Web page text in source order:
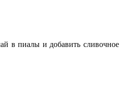
в пиалы и добавить сливочное